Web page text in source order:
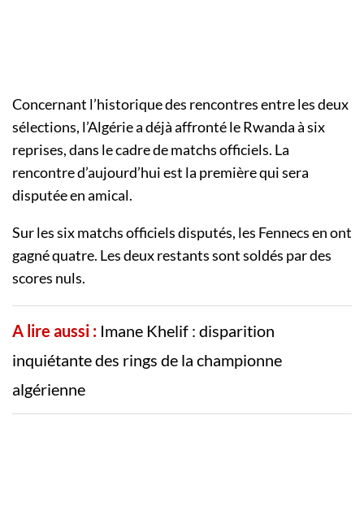
Concernant l’historique des rencontres entre les deux
sélections, l’Algérie a déjà affronté le Rwanda à six
reprises, dans le cadre de matchs officiels. La
rencontre d’aujourd’hui est la première qui sera
disputée en amical.
Sur les six matchs officiels disputés, les Fennecs en ont
gagné quatre. Les deux restants sont soldés par des
scores nuls.
A lire aussi : Imane Khelif : disparition
inquiétante des rings de la championne
algérienne